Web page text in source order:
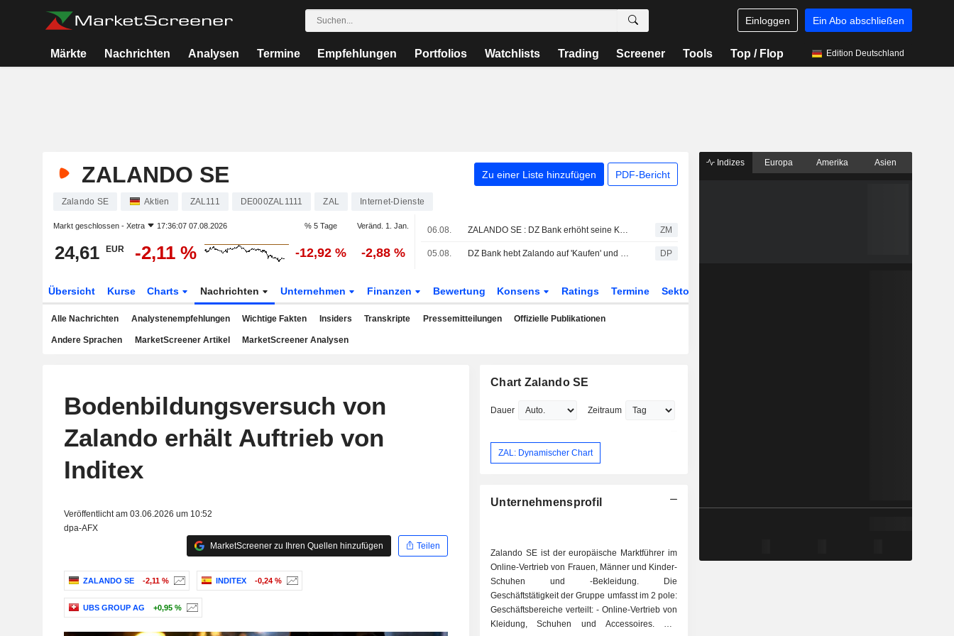
Einloggen Ein Abo abschließen
Märkte Nachrichten Analysen Termine Empfehlungen Portfolios Watchlists Trading Screener Tools Top / Flop Edition Deutschland
ZALANDO SE Zu einer Liste hinzufügen PDF-Bericht
Zalando SE Aktien ZAL111 DE000ZAL1111 ZAL Internet-Dienste
Markt geschlossen - Xetra 17:36:07 07.08.2026 % 5 Tage Veränd. 1. Jan.
24,61 EUR -2,11 % -12,92 % -2,88 %
06.08. ZALANDO SE : DZ Bank erhöht seine Kaufempfehlung ZM
05.08. DZ Bank hebt Zalando auf 'Kaufen' und fairen Wert auf 38 Euro DP
Übersicht Kurse Charts Nachrichten Unternehmen Finanzen Bewertung Konsens Ratings Termine Sektor
Alle Nachrichten Analystenempfehlungen Wichtige Fakten Insiders Transkripte Pressemitteilungen Offizielle Publikationen
Andere Sprachen MarketScreener Artikel MarketScreener Analysen
Bodenbildungsversuch von
Zalando erhält Auftrieb von
Inditex
Veröffentlicht am 03.06.2026 um 10:52
dpa-AFX
MarketScreener zu Ihren Quellen hinzufügen
Teilen
ZALANDO SE -2,11 % INDITEX -0,24 %
UBS GROUP AG +0,95 %
Chart Zalando SE
Dauer Zeitraum
ZAL: Dynamischer Chart
Unternehmensprofil
Zalando SE ist der europäische Marktführer im
Online-Vertrieb von Frauen, Männer und Kinder-
Schuhen und -Bekleidung. Die
Geschäftstätigkeit der Gruppe umfasst im 2 pole:
Geschäftsbereiche verteilt: - Online-Vertrieb von
Kleidung, Schuhen und Accessoires. Die
Indizes Europa Amerika Asien